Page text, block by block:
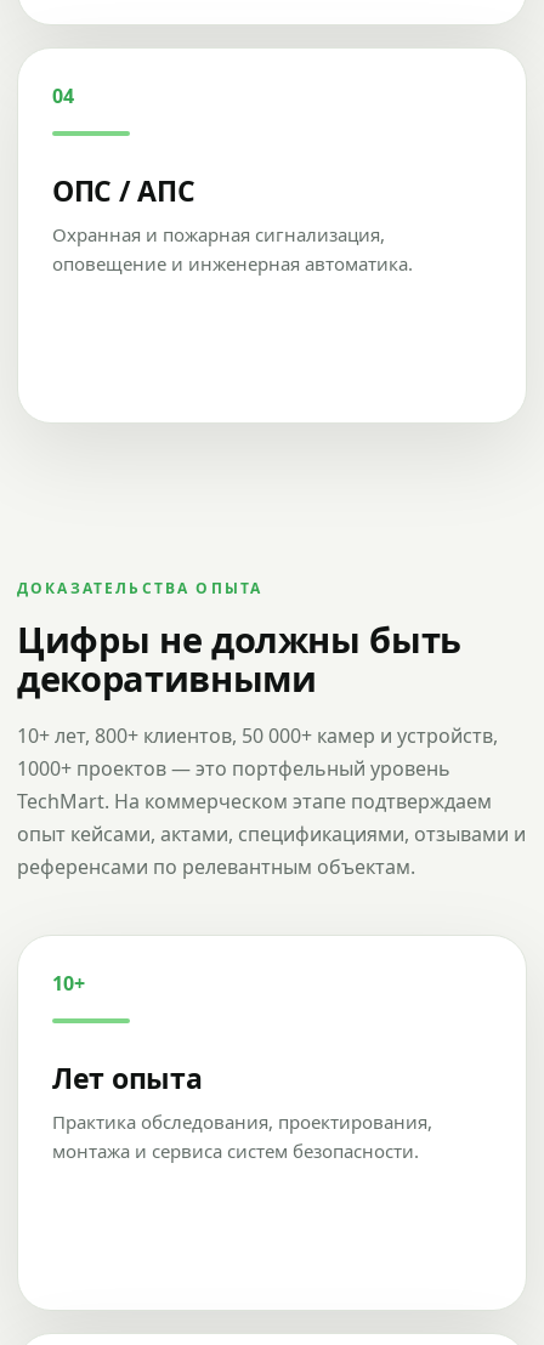
04
ОПС / АПС
Охранная и пожарная сигнализация,
оповещение и инженерная автоматика.
ДОКАЗАТЕЛЬСТВА ОПЫТА
Цифры не должны быть
декоративными
10+ лет, 800+ клиентов, 50 000+ камер и устройств,
1000+ проектов — это портфельный уровень
TechMart. На коммерческом этапе подтверждаем
опыт кейсами, актами, спецификациями, отзывами и
референсами по релевантным объектам.
10+
Лет опыта
Практика обследования, проектирования,
монтажа и сервиса систем безопасности.